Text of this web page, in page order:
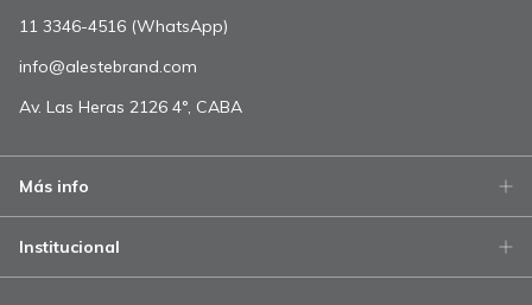
11 3346-4516 (WhatsApp)
info@alestebrand.com
Av. Las Heras 2126 4°, CABA
Más info
Institucional